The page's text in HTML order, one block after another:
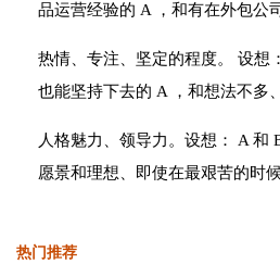
品运营经验的 A ，和有在外包公
热情、专注、坚定的程度。 设想
也能坚持下去的 A ，和想法不多
人格魅力、领导力。设想： A 和
愿景和理想、即使在最艰苦的时
热门推荐